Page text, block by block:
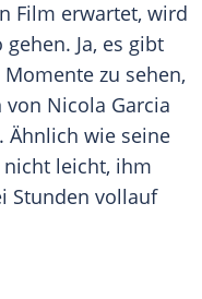
Film erwartet, wird
Ja, es gibt
zu sehen,
von Nicola Garcia
Ähnlich wie seine
leicht, ihm
Stunden vollauf